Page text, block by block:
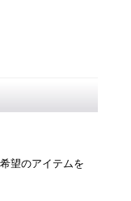
望のアイテムを